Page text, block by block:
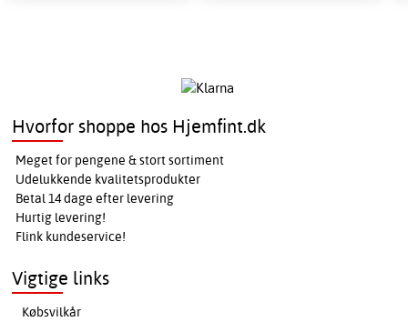
Hvorfor shoppe hos Hjemfint.dk
Meget for pengene & stort sortiment
Udelukkende kvalitetsprodukter
Betal 14 dage efter levering
Hurtig levering!
Flink kundeservice!
Vigtige links
Købsvilkår